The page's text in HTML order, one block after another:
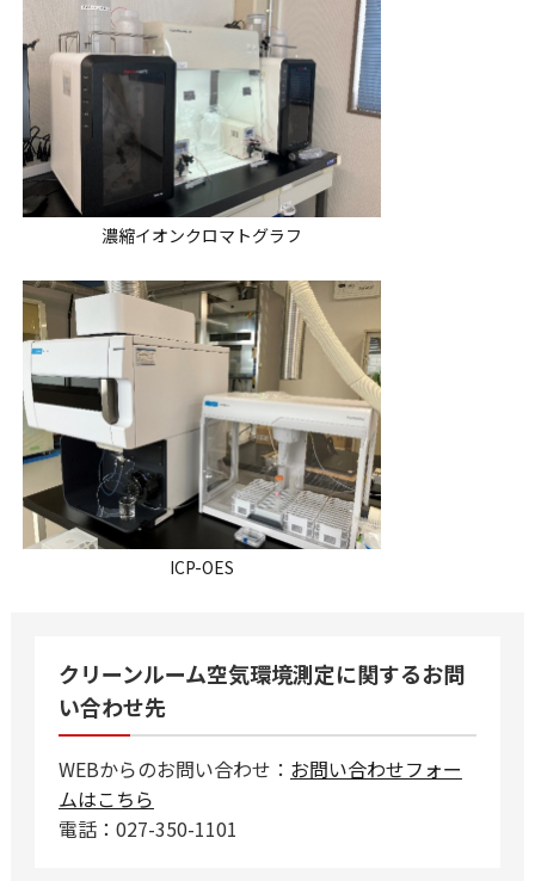
濃縮イオンクロマトグラフ
ICP-OES
クリーンルーム空気環境測定に関するお問
い合わせ先
WEBからのお問い合わせ： お問い合わせフォー
ムはこちら
電話：027-350-1101